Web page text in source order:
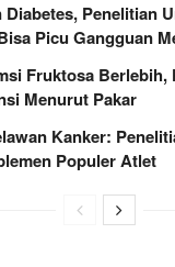
Diabetes, Penelitian
Picu Gangguan
Fruktosa
Menurut Pakar
Kanker:
Populer Atlet